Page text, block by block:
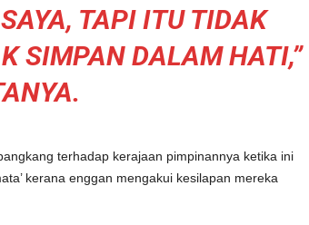
TAPI ITU TIDAK
SIMPAN DALAM HATI,”
terhadap kerajaan pimpinannya ketika ini
kerana enggan mengakui kesilapan mereka